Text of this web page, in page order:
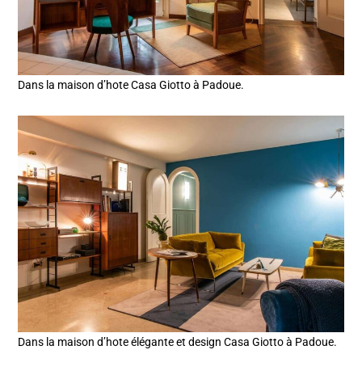
Dans la maison d’hote Casa Giotto à Padoue.
Dans la maison d’hote élégante et design Casa Giotto à Padoue.